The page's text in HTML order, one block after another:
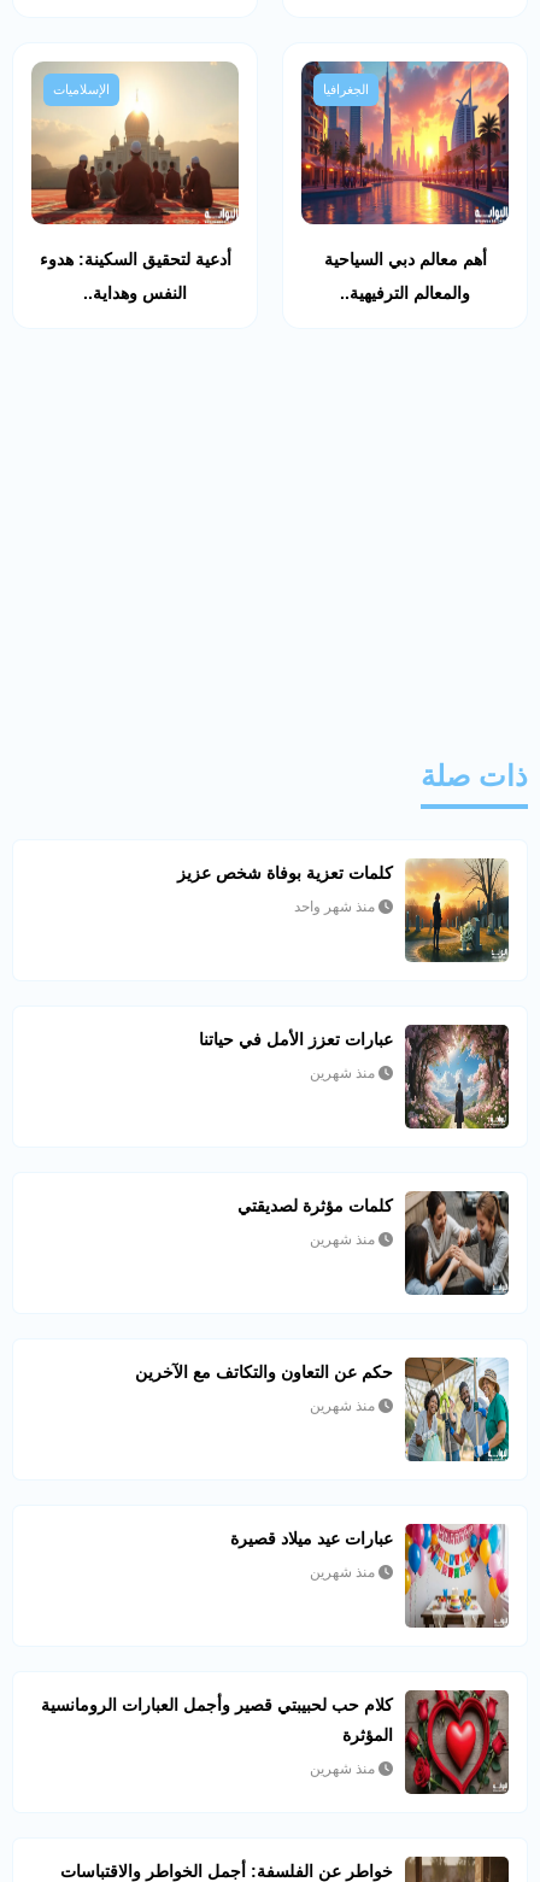
الجغرافيا
أهم معالم دبي السياحية
والمعالم الترفيهية..
الإسلاميات
أدعية لتحقيق السكينة: هدوء
النفس وهداية..
ذات صلة
كلمات تعزية بوفاة شخص عزيز
منذ شهر واحد
عبارات تعزز الأمل في حياتنا
منذ شهرين
كلمات مؤثرة لصديقتي
منذ شهرين
حكم عن التعاون والتكاتف مع الآخرين
منذ شهرين
عبارات عيد ميلاد قصيرة
منذ شهرين
كلام حب لحبيبتي قصير وأجمل العبارات الرومانسية
المؤثرة
منذ شهرين
خواطر عن الفلسفة: أجمل الخواطر والاقتباسات